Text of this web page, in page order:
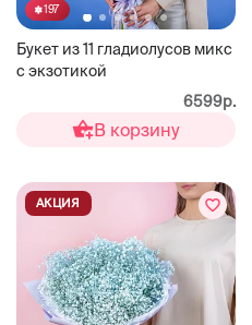
197
Букет из 11 гладиолусов микс
с экзотикой
6599р.
В корзину
АКЦИЯ